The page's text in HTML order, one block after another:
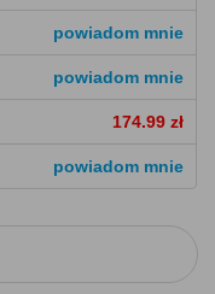
powiadom mnie
powiadom mnie
174.99 zł
powiadom mnie